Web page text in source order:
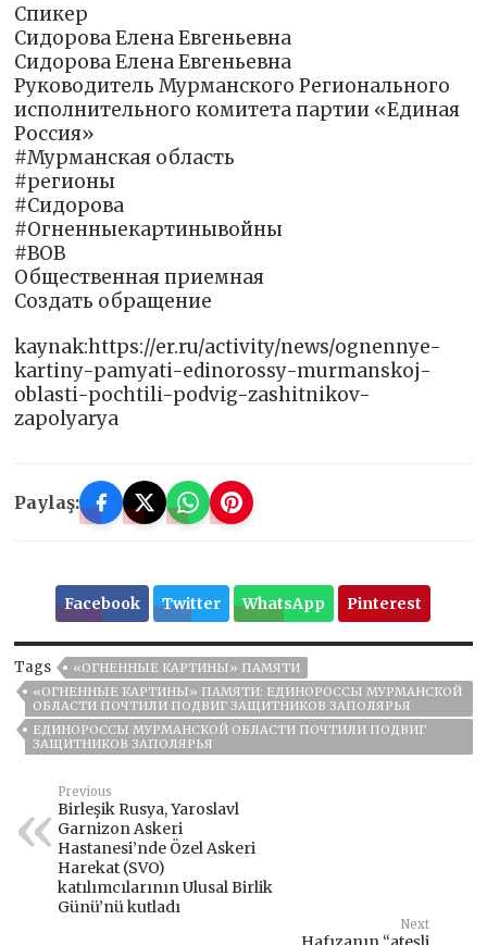
Спикер
Сидорова Елена Евгеньевна
Сидорова Елена Евгеньевна
Руководитель Мурманского Регионального
исполнительного комитета партии «Единая
Россия»
#Мурманская область
#регионы
#Сидорова
#Огненныекартинывойны
#ВОВ
Общественная приемная
Создать обращение
kaynak:https://er.ru/activity/news/ognennye-
kartiny-pamyati-edinorossy-murmanskoj-
oblasti-pochtili-podvig-zashitnikov-
zapolyarya
Paylaş:
Facebook Twitter WhatsApp Pinterest
Tags
«ОГНЕННЫЕ КАРТИНЫ» ПАМЯТИ
«ОГНЕННЫЕ КАРТИНЫ» ПАМЯТИ: ЕДИНОРОССЫ МУРМАНСКОЙ
ОБЛАСТИ ПОЧТИЛИ ПОДВИГ ЗАЩИТНИКОВ ЗАПОЛЯРЬЯ
ЕДИНОРОССЫ МУРМАНСКОЙ ОБЛАСТИ ПОЧТИЛИ ПОДВИГ
ЗАЩИТНИКОВ ЗАПОЛЯРЬЯ
Previous
Birleşik Rusya, Yaroslavl
Garnizon Askeri
Hastanesi’nde Özel Askeri
Harekat (SVO)
katılımcılarının Ulusal Birlik
Günü’nü kutladı
Next